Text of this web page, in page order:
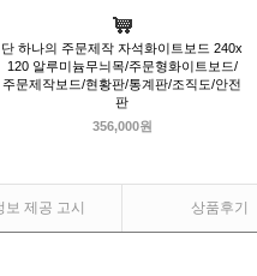
단 하나의 주문제작 자석화이트보드 240x
120 알루미늄무늬목/주문형화이트보드/
주문제작보드/현황판/통계판/조직도/안전
판
356,000원
보 제공 고시 상품후기